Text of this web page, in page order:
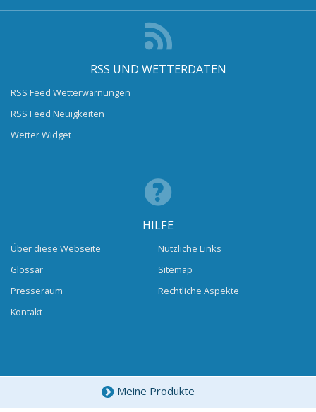
RSS UND WETTERDATEN
RSS Feed Wetterwarnungen
RSS Feed Neuigkeiten
Wetter Widget
HILFE
Über diese Webseite
Glossar
Presseraum
Kontakt
Nützliche Links
Sitemap
Rechtliche Aspekte
Meine Produkte